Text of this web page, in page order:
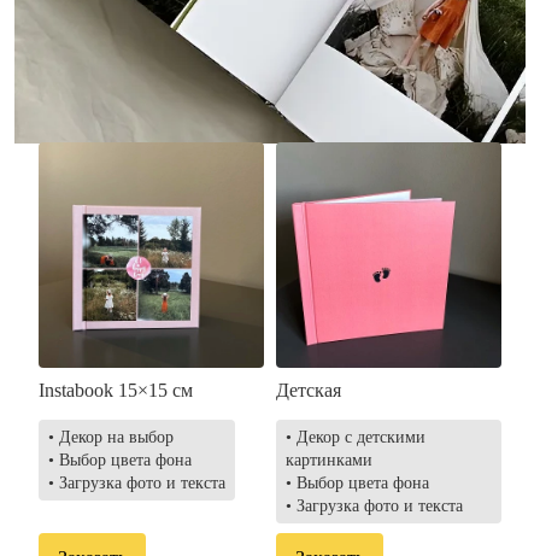
• Загрузка фото и текста
• Выбор цвета фона
• Загрузка фото и текста
Instabook 15×15 см
• Декор на выбор
• Выбор цвета фона
• Загрузка фото и текста
Детская
• Декор с детскими
картинками
• Выбор цвета фона
• Загрузка фото и текста